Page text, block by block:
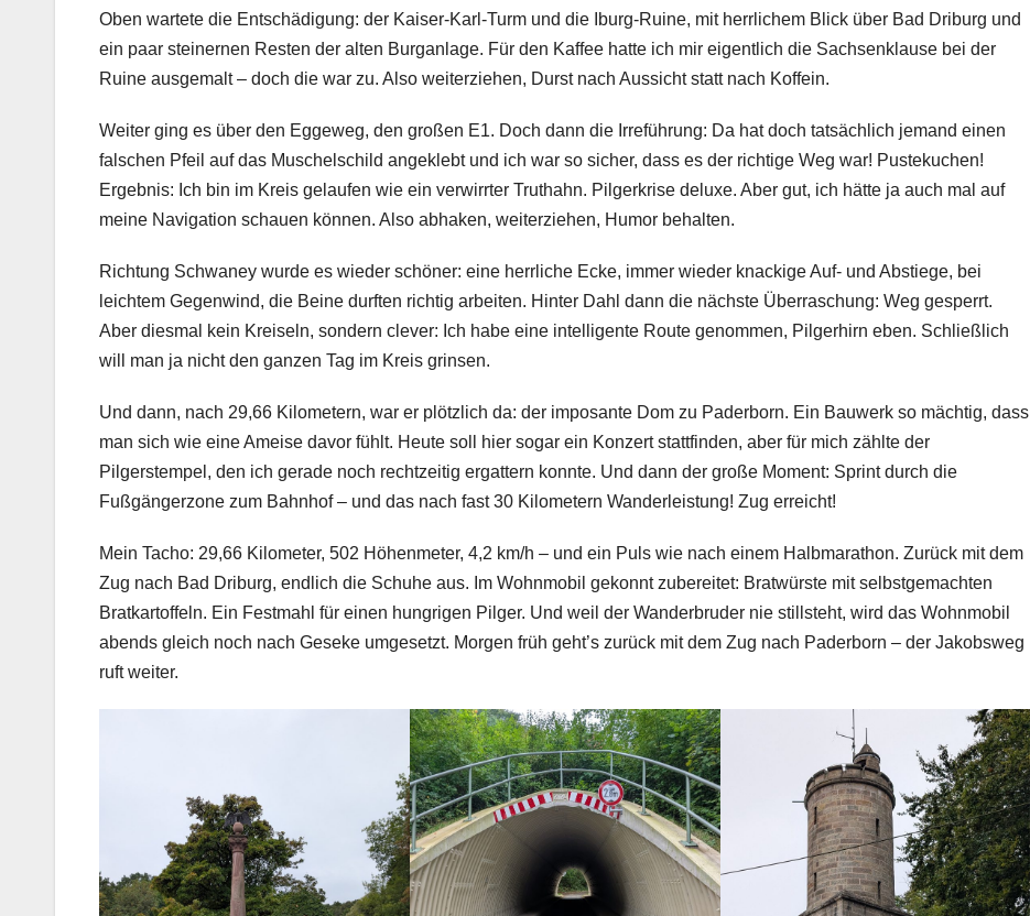
Oben wartete die Entschädigung: der Kaiser-Karl-Turm und die Iburg-Ruine, mit herrlichem Blick über Bad Driburg und
ein paar steinernen Resten der alten Burganlage. Für den Kaffee hatte ich mir eigentlich die Sachsenklause bei der
Ruine ausgemalt – doch die war zu. Also weiterziehen, Durst nach Aussicht statt nach Koffein.
Weiter ging es über den Eggeweg, den großen E1. Doch dann die Irreführung: Da hat doch tatsächlich jemand einen
falschen Pfeil auf das Muschelschild angeklebt und ich war so sicher, dass es der richtige Weg war! Pustekuchen!
Ergebnis: Ich bin im Kreis gelaufen wie ein verwirrter Truthahn. Pilgerkrise deluxe. Aber gut, ich hätte ja auch mal auf
meine Navigation schauen können. Also abhaken, weiterziehen, Humor behalten.
Richtung Schwaney wurde es wieder schöner: eine herrliche Ecke, immer wieder knackige Auf- und Abstiege, bei
leichtem Gegenwind, die Beine durften richtig arbeiten. Hinter Dahl dann die nächste Überraschung: Weg gesperrt.
Aber diesmal kein Kreiseln, sondern clever: Ich habe eine intelligente Route genommen, Pilgerhirn eben. Schließlich
will man ja nicht den ganzen Tag im Kreis grinsen.
Und dann, nach 29,66 Kilometern, war er plötzlich da: der imposante Dom zu Paderborn. Ein Bauwerk so mächtig, dass
man sich wie eine Ameise davor fühlt. Heute soll hier sogar ein Konzert stattfinden, aber für mich zählte der
Pilgerstempel, den ich gerade noch rechtzeitig ergattern konnte. Und dann der große Moment: Sprint durch die
Fußgängerzone zum Bahnhof – und das nach fast 30 Kilometern Wanderleistung! Zug erreicht!
Mein Tacho: 29,66 Kilometer, 502 Höhenmeter, 4,2 km/h – und ein Puls wie nach einem Halbmarathon. Zurück mit dem
Zug nach Bad Driburg, endlich die Schuhe aus. Im Wohnmobil gekonnt zubereitet: Bratwürste mit selbstgemachten
Bratkartoffeln. Ein Festmahl für einen hungrigen Pilger. Und weil der Wanderbruder nie stillsteht, wird das Wohnmobil
abends gleich noch nach Geseke umgesetzt. Morgen früh geht’s zurück mit dem Zug nach Paderborn – der Jakobsweg
ruft weiter.